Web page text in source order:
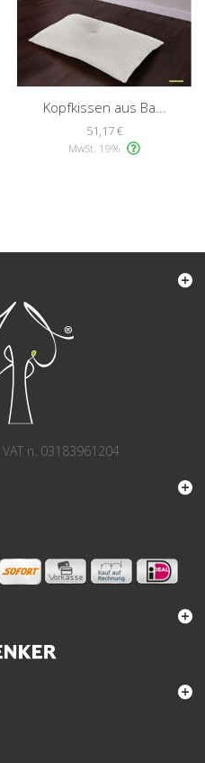
Kopfkissen aus Ba...
51,17 €
MwSt. 19%
n. 03183961204